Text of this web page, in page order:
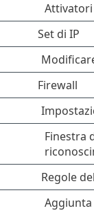
Attivatori
Set di IP
Firewall
Finestra
Regole